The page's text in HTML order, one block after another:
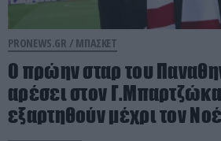
PRONEWS.GR / ΜΠΑΣΚΕΤ
Ο πρώην σταρ του
αρέσει στον
εξαρτηθούν μέχρι τον